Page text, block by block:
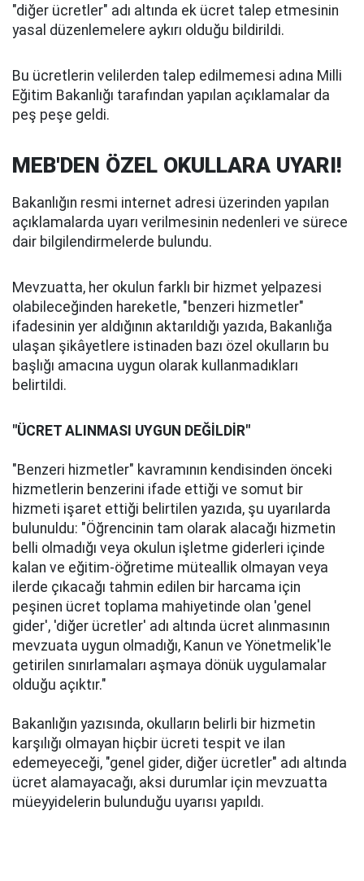
"diğer ücretler" adı altında ek ücret talep etmesinin
yasal düzenlemelere aykırı olduğu bildirildi.
Bu ücretlerin velilerden talep edilmemesi adına Milli
Eğitim Bakanlığı tarafından yapılan açıklamalar da
peş peşe geldi.
MEB'DEN ÖZEL OKULLARA UYARI!
Bakanlığın resmi internet adresi üzerinden yapılan
açıklamalarda uyarı verilmesinin nedenleri ve sürece
dair bilgilendirmelerde bulundu.
Mevzuatta, her okulun farklı bir hizmet yelpazesi
olabileceğinden hareketle, "benzeri hizmetler"
ifadesinin yer aldığının aktarıldığı yazıda, Bakanlığa
ulaşan şikâyetlere istinaden bazı özel okulların bu
başlığı amacına uygun olarak kullanmadıkları
belirtildi.
"ÜCRET ALINMASI UYGUN DEĞİLDİR"
"Benzeri hizmetler" kavramının kendisinden önceki
hizmetlerin benzerini ifade ettiği ve somut bir
hizmeti işaret ettiği belirtilen yazıda, şu uyarılarda
bulunuldu: "Öğrencinin tam olarak alacağı hizmetin
belli olmadığı veya okulun işletme giderleri içinde
kalan ve eğitim-öğretime müteallik olmayan veya
ilerde çıkacağı tahmin edilen bir harcama için
peşinen ücret toplama mahiyetinde olan 'genel
gider', 'diğer ücretler' adı altında ücret alınmasının
mevzuata uygun olmadığı, Kanun ve Yönetmelik'le
getirilen sınırlamaları aşmaya dönük uygulamalar
olduğu açıktır."
Bakanlığın yazısında, okulların belirli bir hizmetin
karşılığı olmayan hiçbir ücreti tespit ve ilan
edemeyeceği, "genel gider, diğer ücretler" adı altında
ücret alamayacağı, aksi durumlar için mevzuatta
müeyyidelerin bulunduğu uyarısı yapıldı.